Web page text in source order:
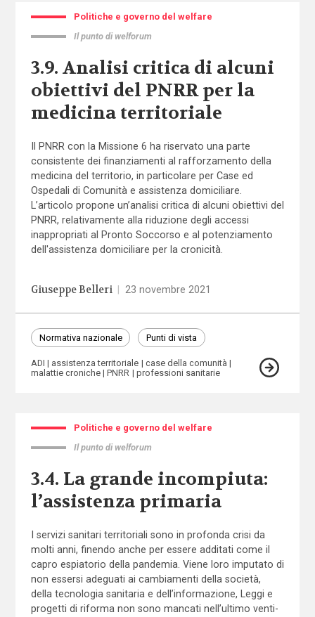
Politiche e governo del welfare
Il punto di welforum
3.9. Analisi critica di alcuni
obiettivi del PNRR per la
medicina territoriale
Il PNRR con la Missione 6 ha riservato una parte
consistente dei finanziamenti al rafforzamento della
medicina del territorio, in particolare per Case ed
Ospedali di Comunità e assistenza domiciliare.
L’articolo propone un’analisi critica di alcuni obiettivi del
PNRR, relativamente alla riduzione degli accessi
inappropriati al Pronto Soccorso e al potenziamento
dell'assistenza domiciliare per la cronicità.
Giuseppe Belleri 23 novembre 2021
Normativa nazionale Punti di vista
ADI assistenza territoriale
case della comunità
malattie croniche
PNRR professioni sanitarie
Politiche e governo del welfare
Il punto di welforum
3.4. La grande incompiuta:
l’assistenza primaria
I servizi sanitari territoriali sono in profonda crisi da
molti anni, finendo anche per essere additati come il
capro espiatorio della pandemia. Viene loro imputato di
non essersi adeguati ai cambiamenti della società,
della tecnologia sanitaria e dell’informazione, Leggi e
progetti di riforma non sono mancati nell’ultimo venti-